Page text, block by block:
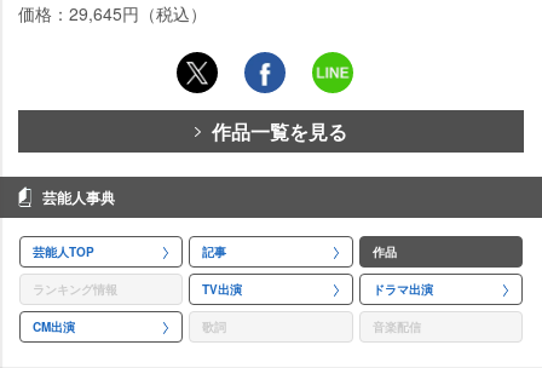
価格：29,645円（税込）
作品一覧を見る
芸能人事典
芸能人TOP 記事 作品
ランキング情報 TV出演 ドラマ出演
CM出演 歌詞 音楽配信